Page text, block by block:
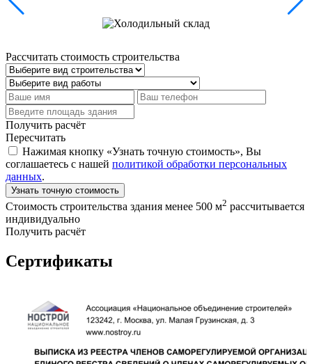
Рассчитать стоимость строительства
Получить расчёт
Пересчитать
Нажимая кнопку «Узнать точную стоимость», Вы
соглашаетесь с нашей политикой обработки персональных
данных.
Узнать точную стоимость
Стоимость строительства здания менее 500 м2 рассчитывается
индивидуально
Получить расчёт
Сертификаты